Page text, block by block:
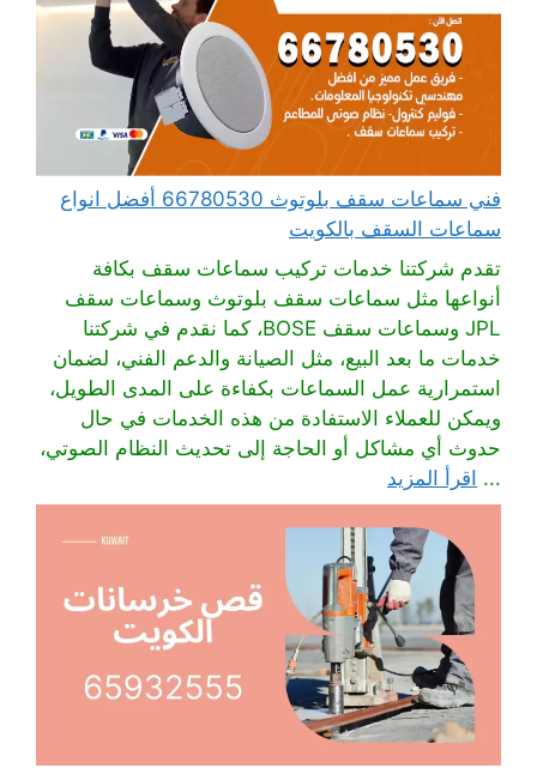
فني سماعات سقف بلوتوث 66780530 أفضل انواع
سماعات السقف بالكويت
تقدم شركتنا خدمات تركيب سماعات سقف بكافة
أنواعها مثل سماعات سقف بلوتوث وسماعات سقف
JPL وسماعات سقف BOSE، كما نقدم في شركتنا
خدمات ما بعد البيع، مثل الصيانة والدعم الفني، لضمان
استمرارية عمل السماعات بكفاءة على المدى الطويل،
ويمكن للعملاء الاستفادة من هذه الخدمات في حال
حدوث أي مشاكل أو الحاجة إلى تحديث النظام الصوتي،
... اقرأ المزيد